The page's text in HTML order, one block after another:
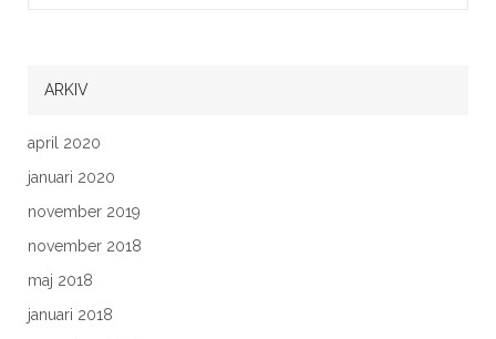
ARKIV
april 2020
januari 2020
november 2019
november 2018
maj 2018
januari 2018